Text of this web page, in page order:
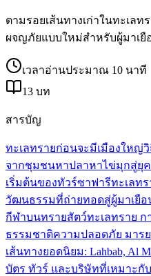
ตามรอยเส้นทางเก่าในทะเลท
ผจญภัยแบบใหม่สำหรับผู้มาเยื
เวลาอ่านประมาณ 10 นาที
13 บท
สารบัญ
ทะเลทรายก่อนจะมีเมืองใหญ่
จากชุมชนหาปลาหาไข่มุกสู่ยุค
เริ่มต้นของทัวร์ซาฟารีทะเลท
วัฒนธรรมที่ถ่ายทอดสู่ผู้มาเยือ
กีฬาบนทรายสัตว์ทะเลทราย
ธรรมชาติความปลอดภัย มาร
เส้นทางยอดนิยม: Lahbab, Al
บัตร ทัวร์ และบริษัทที่เหมาะ